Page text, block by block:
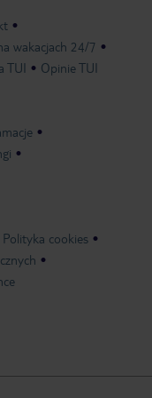
wakacjach 24/7
TUI Opinie TUI
Polityka cookies